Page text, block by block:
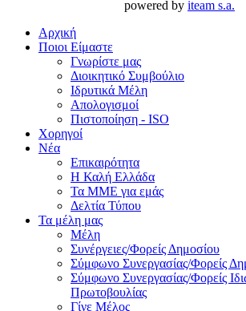
powered by iteam s.a.
Αρχική
Ποιοι Είμαστε
Γνωρίστε μας
Διοικητικό Συμβούλιο
Ιδρυτικά Μέλη
Απολογισμοί
Πιστοποίηση - ISO
Χορηγοί
Νέα
Επικαιρότητα
H Καλή Ελλάδα
Τα ΜΜΕ για εμάς
Δελτία Τύπου
Τα μέλη μας
Μέλη
Συνέργειες/Φορείς Δημοσίου
Σύμφωνο Συνεργασίας/Φορείς
Σύμφωνο Συνεργασίας/Φορείς
Πρωτοβουλίας
Γίνε Μέλος